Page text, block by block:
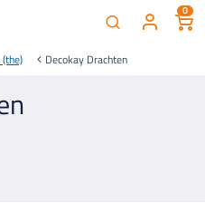
0
Decokay Drachten